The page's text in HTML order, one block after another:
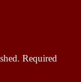
Required